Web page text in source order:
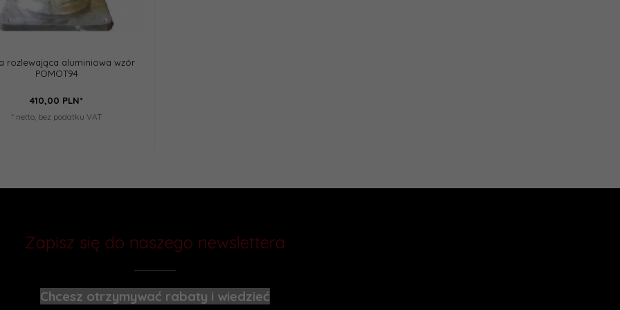
rozlewająca aluminiowa wzór
POMOT94
410,00 PLN*
* netto, bez podatku VAT
Zapisz się do naszego newslettera
Chcesz otrzymywać rabaty i wiedzieć